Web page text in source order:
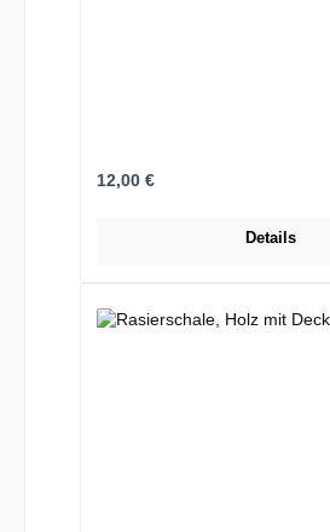
Regulärer Preis:
12,00 €
Details